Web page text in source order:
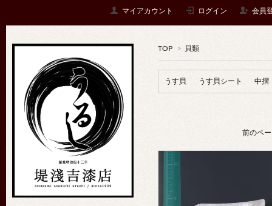
マイアカウント ログイン 会員
TOP > 貝類
うす貝 うす貝シート 中摺
前のペ